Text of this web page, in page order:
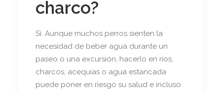
charco?
Sí. Aunque muchos perros sienten la
necesidad de beber agua durante un
paseo o una excursión, hacerlo en ríos,
charcos, acequias o agua estancada
puede poner en riesgo su salud e incluso